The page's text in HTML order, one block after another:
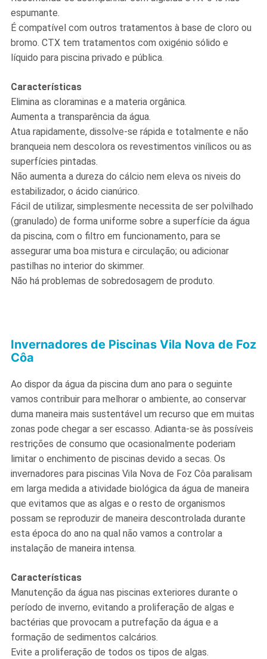
espumante.
É compatível com outros tratamentos à base de cloro ou
bromo. CTX tem tratamentos com oxigénio sólido e
líquido para piscina privado e pública.
Características
Elimina as cloraminas e a materia orgânica.
Aumenta a transparência da água.
Atua rapidamente, dissolve-se rápida e totalmente e não
branqueia nem descolora os revestimentos vinílicos ou as
superfícies pintadas.
Não aumenta a dureza do cálcio nem eleva os niveis do
estabilizador, o ácido cianúrico.
Fácil de utilizar, simplesmente necessita de ser polvilhado
(granulado) de forma uniforme sobre a superfície da água
da piscina, com o filtro em funcionamento, para se
assegurar uma boa mistura e circulação; ou adicionar
pastilhas no interior do skimmer.
Não há problemas de sobredosagem de produto.
Invernadores de Piscinas Vila Nova de Foz
Côa
Ao dispor da água da piscina dum ano para o seguinte
vamos contribuir para melhorar o ambiente, ao conservar
duma maneira mais sustentável um recurso que em muitas
zonas pode chegar a ser escasso. Adianta-se às possíveis
restrições de consumo que ocasionalmente poderiam
limitar o enchimento de piscinas devido a secas. Os
invernadores para piscinas Vila Nova de Foz Côa paralisam
em larga medida a atividade biológica da água de maneira
que evitamos que as algas e o resto de organismos
possam se reproduzir de maneira descontrolada durante
esta época do ano na qual não vamos a controlar a
instalação de maneira intensa.
Características
Manutenção da água nas piscinas exteriores durante o
período de inverno, evitando a proliferação de algas e
bactérias que provocam a putrefação da água e a
formação de sedimentos calcários.
Evite a proliferação de todos os tipos de algas.